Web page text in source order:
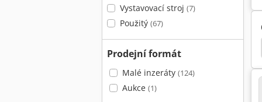
Vystavovací stroj (7)
Použitý (67)
Prodejní formát
Malé inzeráty (124)
Aukce (1)